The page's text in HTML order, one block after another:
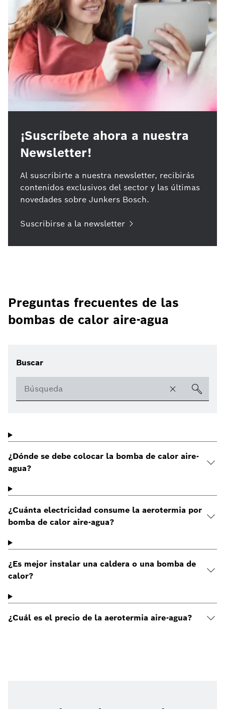
¡Suscríbete ahora a nuestra
Newsletter!
Al suscribirte a nuestra newsletter, recibirás
contenidos exclusivos del sector y las últimas
novedades sobre Junkers Bosch.
Suscribirse a la newsletter
Preguntas frecuentes de las
bombas de calor aire-agua
Buscar
¿Dónde se debe colocar la bomba de calor aire-
agua?
¿Cuánta electricidad consume la aerotermia por
bomba de calor aire-agua?
¿Es mejor instalar una caldera o una bomba de
calor?
¿Cuál es el precio de la aerotermia aire-agua?